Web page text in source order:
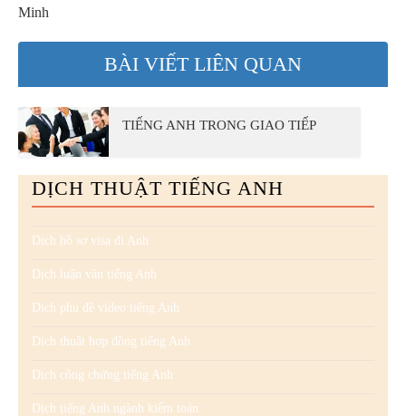
Minh
BÀI VIẾT LIÊN QUAN
TIẾNG ANH TRONG GIAO TIẾP
DỊCH THUẬT TIẾNG ANH
Dịch hồ sơ visa đi Anh
Dịch luận văn tiếng Anh
Dịch phụ đề video tiếng Anh
Dịch thuật hợp đồng tiếng Anh
Dịch công chứng tiếng Anh
Dịch tiếng Anh ngành kiểm toán